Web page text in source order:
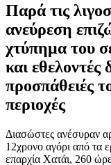
Παρά τις
ανεύρεση
χτύπημα του
και εθελοντές
προσπάθειές
περιοχές
Διασώστες ανέσυραν
12χρονο αγόρι από τα
επαρχία Χατάι, 260